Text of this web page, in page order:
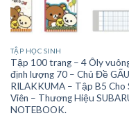
TẬP HỌC SINH
Tập 100 trang – 4 Ôly
định lượng 70 – Chủ Đề GẤU
RILAKKUMA – Tập B5 Cho
Viên – Thương Hiệu
NOTEBOOK.